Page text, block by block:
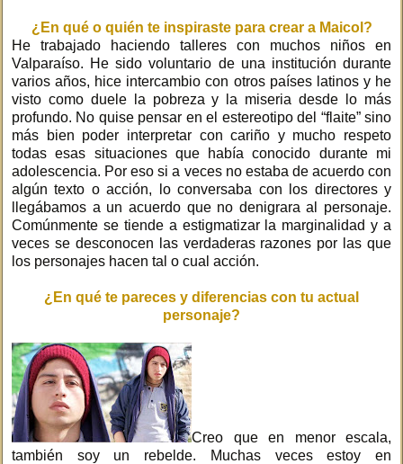
¿En qué o quién te inspiraste para crear a Maicol?
He trabajado haciendo talleres con muchos niños en
Valparaíso. He sido voluntario de una institución durante
varios años, hice intercambio con otros países latinos y he
visto como duele la pobreza y la miseria desde lo más
profundo. No quise pensar en el estereotipo del “flaite” sino
más bien poder interpretar con cariño y mucho respeto
todas esas situaciones que había conocido durante mi
adolescencia. Por eso si a veces no estaba de acuerdo con
algún texto o acción, lo conversaba con los directores y
llegábamos a un acuerdo que no denigrara al personaje.
Comúnmente se tiende a estigmatizar la marginalidad y a
veces se desconocen las verdaderas razones por las que
los personajes hacen tal o cual acción.
¿En qué te pareces y diferencias con tu actual
personaje?
Creo que en menor escala,
también soy un rebelde. Muchas veces estoy en